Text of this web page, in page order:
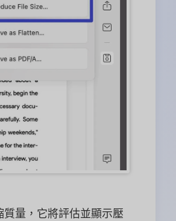
量，它將評估並顯示壓